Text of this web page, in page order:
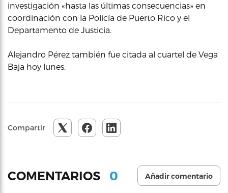
investigación «hasta las últimas consecuencias» en
coordinación con la Policía de Puerto Rico y el
Departamento de Justicia.
Alejandro Pérez también fue citada al cuartel de Vega
Baja hoy lunes.
Compartir
COMENTARIOS 0 Añadir comentario